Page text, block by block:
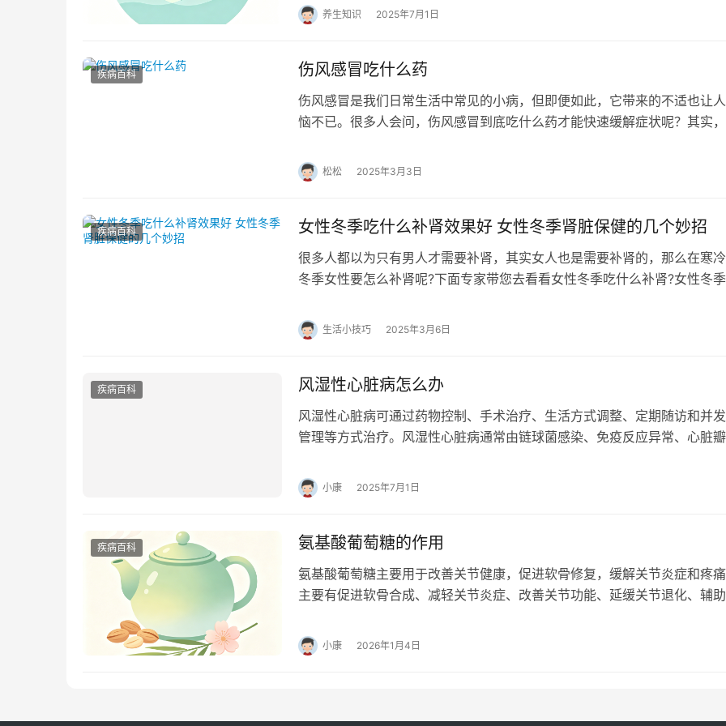
养生知识 2025年7月1日
疾病百科 伤风感冒吃什么药
伤风感冒是我们日常生活中常见的小病，但即便如此，它带来的不适也让
恼不已。很多人会问，伤风感冒到底吃什么药才能快速缓解症状呢？其实，
松松 2025年3月3日
疾病百科 女性冬季吃什么补肾效果好 女性冬季肾脏保健的几个妙招
很多人都以为只有男人才需要补肾，其实女人也是需要补肾的，那么在寒
冬季女性要怎么补肾呢?下面专家带您去看看女性冬季吃什么补肾?女性冬季
生活小技巧 2025年3月6日
疾病百科 风湿性心脏病怎么办
风湿性心脏病可通过药物控制、手术治疗、生活方式调整、定期随访和并
管理等方式治疗。风湿性心脏病通常由链球菌感染、免疫反应异常、心脏瓣
小康 2025年7月1日
疾病百科 氨基酸葡萄糖的作用
氨基酸葡萄糖主要用于改善关节健康，促进软骨修复，缓解关节炎症和疼痛
主要有促进软骨合成、减轻关节炎症、改善关节功能、延缓关节退化、辅助
小康 2026年1月4日